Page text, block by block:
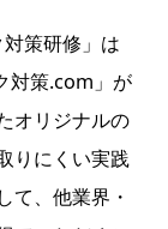
策研修」は
対策.com」が
オリジナルの
りにくい実践
て、他業界・